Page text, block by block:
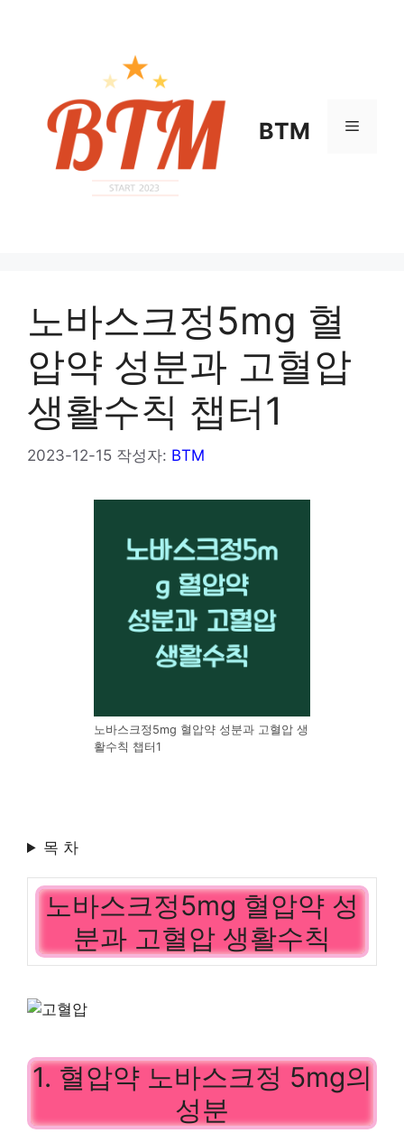
BTM 메
노바스크정5mg 혈
압약 성분과 고혈압
생활수칙 챕터1
2023-12-15 작성자: BTM
노바스크정5mg 혈압약 성분과 고혈압 생
활수칙 챕터1
목 차
노바스크정5mg 혈압약 성
분과 고혈압 생활수칙
1. 혈압약 노바스크정 5mg의
성분